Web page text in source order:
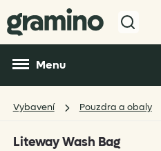
Menu
Vybavení Pouzdra a obaly
Liteway Wash Bag